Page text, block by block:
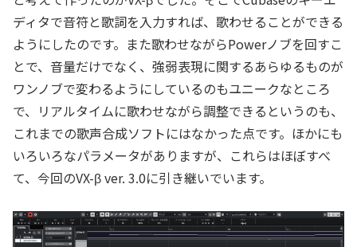
ディタで音符と歌詞を入力すれば、歌わせることができる
ようにしたのです。また歌わせながらPowerノブを回すこ
とで、音量だけでなく、強弱表現に関するあらゆるものが
ワンノブで変わるようにしているのもユニークなところ
で、リアルタイムに歌わせながら調整できるというのも、
これまでの歌声合成ソフトにはなかった点です。ほかにも
いろいろなパラメータがありますが、これらはほぼすべ
て、今回のVX-β ver. 3.0に引き継いでいます。